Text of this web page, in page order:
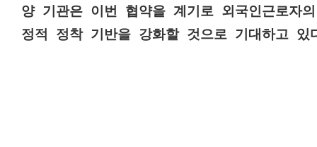
양 기관은 이번 협약을 계기로 외국인근로자
정적 정착 기반을 강화할 것으로 기대하고 있